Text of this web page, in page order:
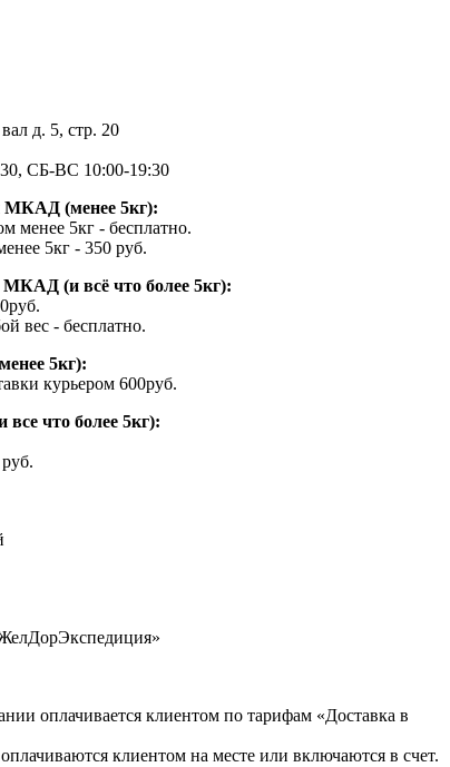
д. 5, стр. 20
СБ-ВС 10:00-19:30
МКАД (менее 5кг):
менее 5кг - бесплатно.
5кг - 350 руб.
(и всё что более 5кг):
вес - бесплатно.
5кг):
курьером 600руб.
что более 5кг):
оплачивается клиентом по тарифам «Доставка в
клиентом на месте или включаются в счет.